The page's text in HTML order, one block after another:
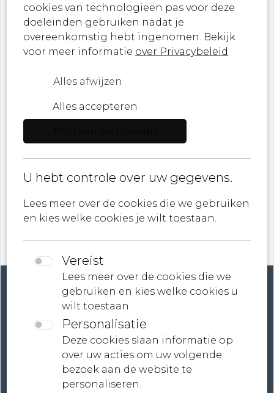
Laat je inspireren door onze nieuwste
ontwerpen, kunstwerken en aankomende
evenementen!
Ik ben een ...
ik ga akkoord met Privacybeleid
Account
Contact
Neem contact met ons op
cookies van technologieën pas voor deze
doeleinden gebruiken nadat je
overeenkomstig hebt ingenomen. Bekijk
voor meer informatie over Privacybeleid
Alles afwijzen
Alles accepteren
U hebt controle over uw gegevens.
Lees meer over de cookies die we gebruiken
en kies welke cookies je wilt toestaan.
Vereist
Lees meer over de cookies die we
gebruiken en kies welke cookies u
wilt toestaan.
Personalisatie
Deze cookies slaan informatie op
over uw acties om uw volgende
bezoek aan de website te
personaliseren.